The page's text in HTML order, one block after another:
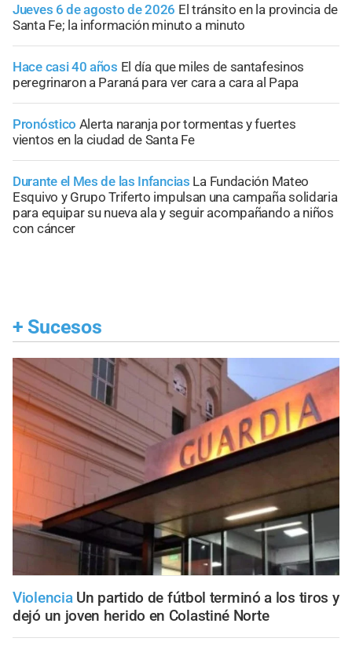
Jueves 6 de agosto de 2026 El tránsito en la provincia de
Santa Fe; la información minuto a minuto
Hace casi 40 años El día que miles de santafesinos
peregrinaron a Paraná para ver cara a cara al Papa
Pronóstico Alerta naranja por tormentas y fuertes
vientos en la ciudad de Santa Fe
Durante el Mes de las Infancias La Fundación Mateo
Esquivo y Grupo Triferto impulsan una campaña solidaria
para equipar su nueva ala y seguir acompañando a niños
con cáncer
+ Sucesos
Violencia Un partido de fútbol terminó a los tiros y
dejó un joven herido en Colastiné Norte